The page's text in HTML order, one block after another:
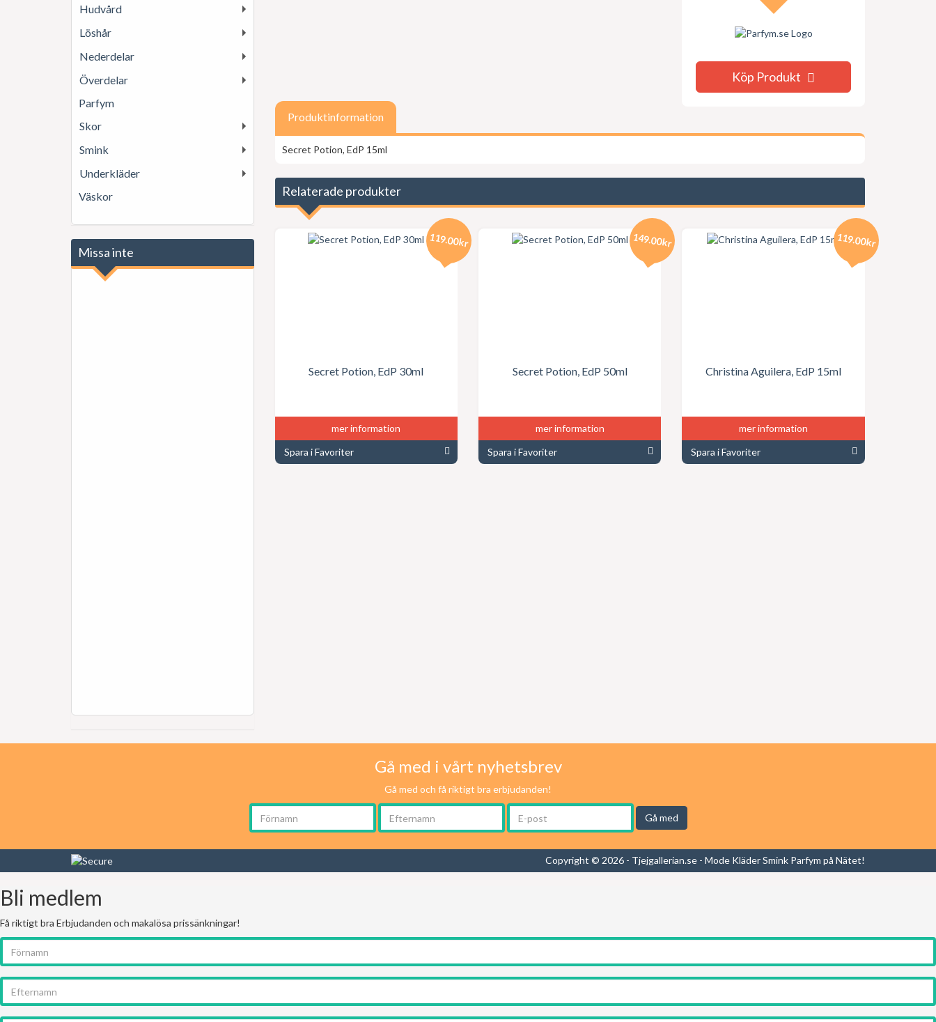
Hudvård
Löshår
Nederdelar
Överdelar
Parfym
Skor
Smink
Underkläder
Väskor
Missa inte
Köp Produkt
Produktinformation
Secret Potion, EdP 15ml
Relaterade produkter
Secret Potion, EdP 30ml
119.00kr
mer information
Spara i Favoriter
Secret Potion, EdP 50ml
149.00kr
mer information
Spara i Favoriter
Christina Aguilera, EdP 15ml
119.00kr
mer information
Spara i Favoriter
Gå med i vårt nyhetsbrev
Gå med och få riktigt bra erbjudanden!
Gå med
Copyright © 2026 - Tjejgallerian.se - Mode Kläder Smink Parfym på Nätet!
Bli medlem
Få riktigt bra Erbjudanden och makalösa prissänkningar!